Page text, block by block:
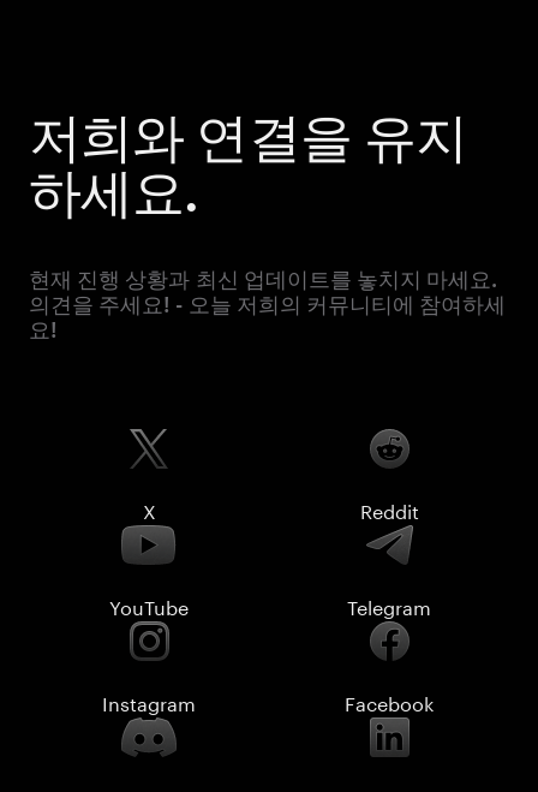
저희와 연결을 유지
하세요.
현재 진행 상황과 최신 업데이트를 놓치지 마세요.
의견을 주세요! - 오늘 저희의 커뮤니티에 참여하세
요!
X Reddit
YouTube Telegram
Instagram Facebook